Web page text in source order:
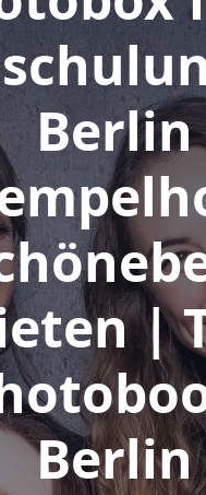
Berlin
|
Berlin